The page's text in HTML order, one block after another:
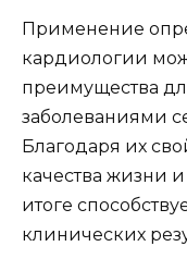
Применение
кардиологии
преимущества
заболеваниями
Благодаря их
качества жизни
итоге
клинических